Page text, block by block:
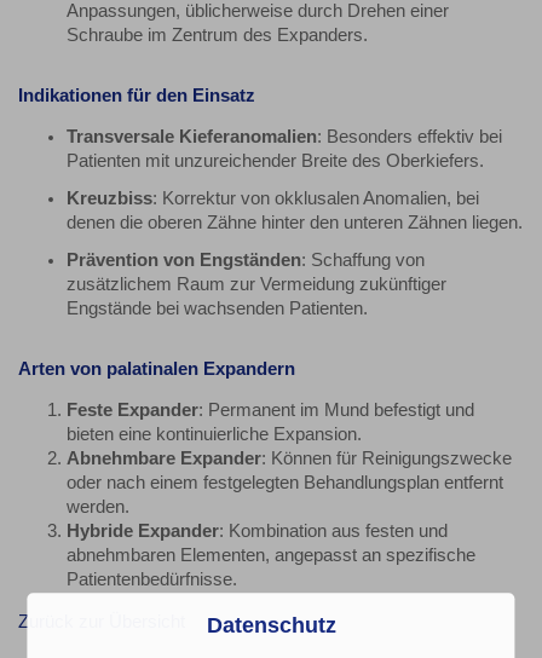
Anpassungen, üblicherweise durch Drehen einer
Schraube im Zentrum des Expanders.
Indikationen für den Einsatz
Transversale Kieferanomalien: Besonders effektiv bei
Patienten mit unzureichender Breite des Oberkiefers.
Kreuzbiss: Korrektur von okklusalen Anomalien, bei
denen die oberen Zähne hinter den unteren Zähnen liegen.
Prävention von Engständen: Schaffung von
zusätzlichem Raum zur Vermeidung zukünftiger
Engstände bei wachsenden Patienten.
Arten von palatinalen Expandern
Feste Expander: Permanent im Mund befestigt und
bieten eine kontinuierliche Expansion.
Abnehmbare Expander: Können für Reinigungszwecke
oder nach einem festgelegten Behandlungsplan entfernt
werden.
Hybride Expander: Kombination aus festen und
abnehmbaren Elementen, angepasst an spezifische
Patientenbedürfnisse.
Zurück zur Übersicht Datenschutz